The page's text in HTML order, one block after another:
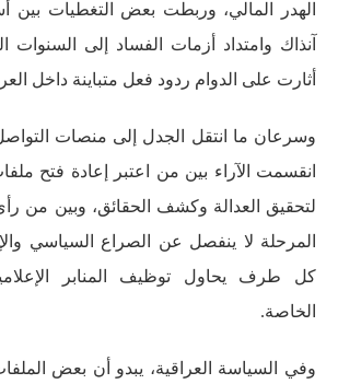
الهدر المالي، وربطت بعض التغطيات بين
آنذاك وامتداد أزمات الفساد إلى السنوات
أثارت على الدوام ردود فعل متباينة داخل
وسرعان ما انتقل الجدل إلى منصات
انقسمت الآراء بين من اعتبر إعادة فتح
لتحقيق العدالة وكشف الحقائق، وبين من
المرحلة لا ينفصل عن الصراع السياسي
كل طرف يحاول توظيف المنابر
الخاصة.
وفي السياسة العراقية، يبدو أن بعض